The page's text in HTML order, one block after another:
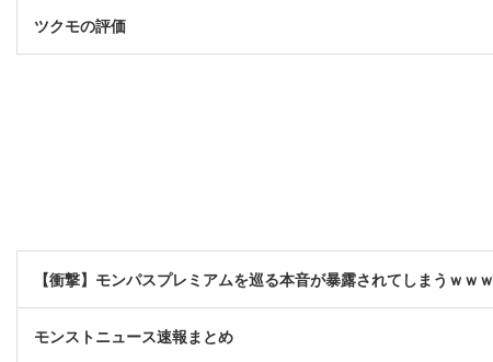
ツクモの評価
【衝撃】モンパスプレミアムを巡る本音が暴露されてしまうｗｗｗ
モンストニュース速報まとめ